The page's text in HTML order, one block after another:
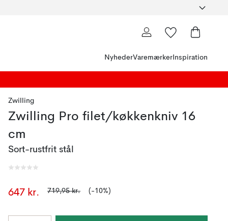
NyhederVaremærker Inspiration
Zwilling
Zwilling Pro filet/køkkenkniv 16
cm
Sort-rustfrit stål
647 kr. 719,95 kr. (-10%)